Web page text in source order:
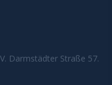
Darmstädter Straße 57.